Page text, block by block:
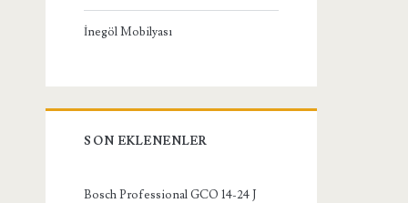
İnegöl Mobilyası
SON EKLENENLER
Bosch Professional GCO 14-24 J